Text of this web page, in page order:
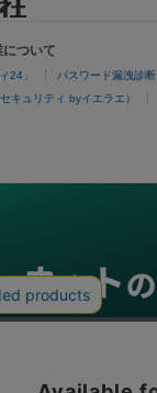
ついて
24」 パスワード漏洩診断
キュリティ byイエラエ）